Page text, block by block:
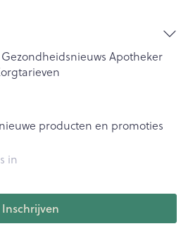
Gezondheidsnieuws Apotheker
producten en promoties
Inschrijven